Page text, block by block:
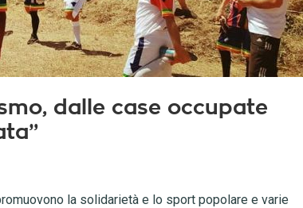
dalle case occupate
la solidarietà e lo sport popolare e varie